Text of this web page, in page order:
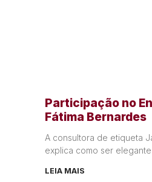
Participação no
Fátima Bernardes
A consultora de etiqueta
explica como ser
LEIA MAIS